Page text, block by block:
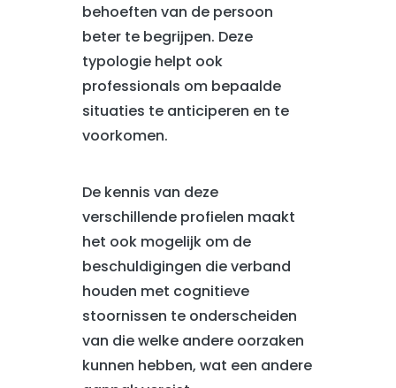
behoeften van de persoon
beter te begrijpen. Deze
typologie helpt ook
professionals om bepaalde
situaties te anticiperen en te
voorkomen.
De kennis van deze
verschillende profielen maakt
het ook mogelijk om de
beschuldigingen die verband
houden met cognitieve
stoornissen te onderscheiden
van die welke andere oorzaken
kunnen hebben, wat een andere